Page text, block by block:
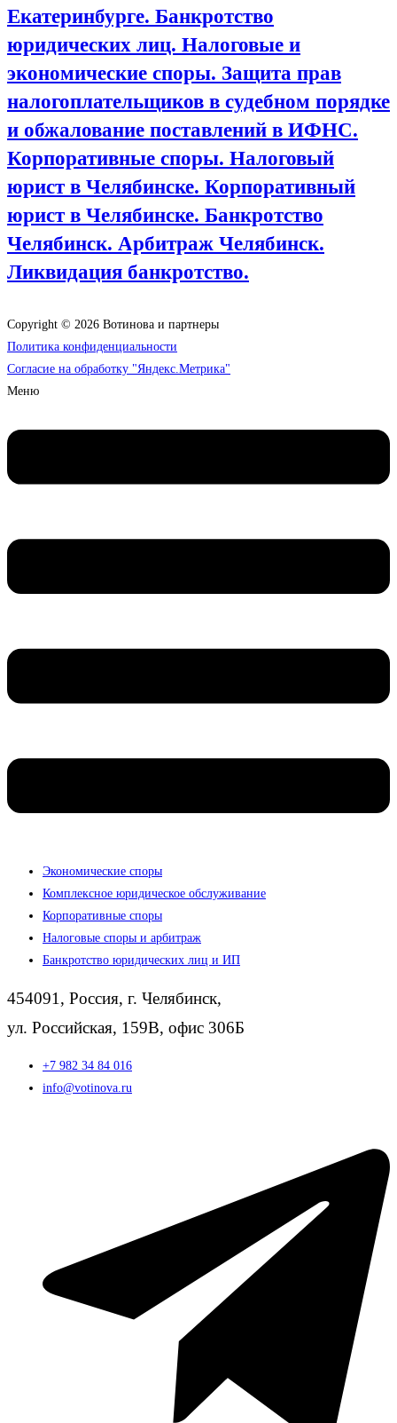
Екатеринбурге. Банкротство
юридических лиц. Налоговые и
экономические споры. Защита прав
налогоплательщиков в судебном порядке
и обжалование поставлений в ИФНС.
Корпоративные споры. Налоговый
юрист в Челябинске. Корпоративный
юрист в Челябинске. Банкротство
Челябинск. Арбитраж Челябинск.
Ликвидация банкротство.
Copyright © 2026 Вотинова и партнеры
Политика конфиденциальности
Согласие на обработку "Яндекс.Метрика"
Меню
Экономические споры
Комплексное юридическое обслуживание
Корпоративные споры
Налоговые споры и арбитраж
Банкротство юридических лиц и ИП
454091, Россия, г. Челябинск,
ул. Российская, 159В, офис 306Б
+7 982 34 84 016
info@votinova.ru